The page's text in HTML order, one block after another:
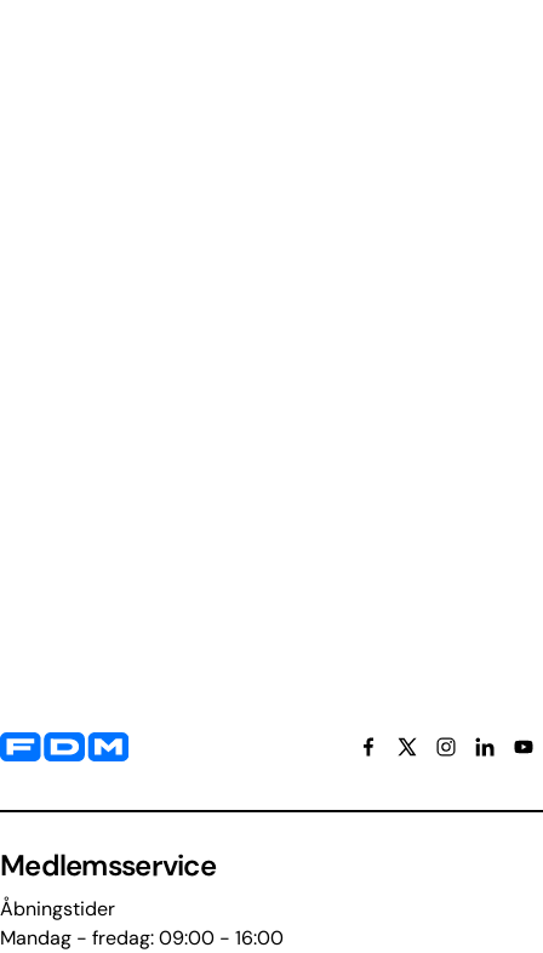
Yderligere information og kontaktoplysninger
Medlemsservice
Åbningstider
Mandag - fredag: 09:00 - 16:00